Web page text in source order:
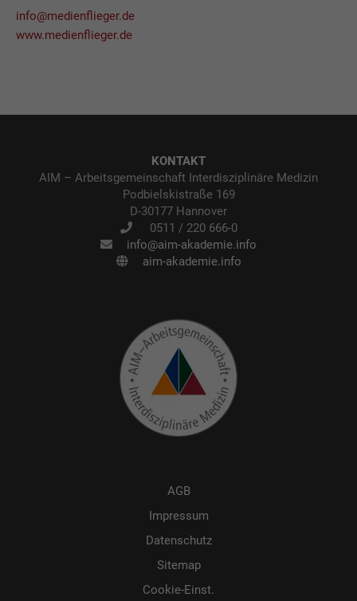
info@medienflieger.de
www.medienflieger.de
KONTAKT
AIM – Arbeitsgemeinschaft Interdisziplinäre Medizin
Podbielskistraße 169
D-30177 Hannover
0511 / 220 666-0
info@aim-akademie.info
aim-akademie.info
AGB
Impressum
Datenschutz
Sitemap
Cookie-Einst.